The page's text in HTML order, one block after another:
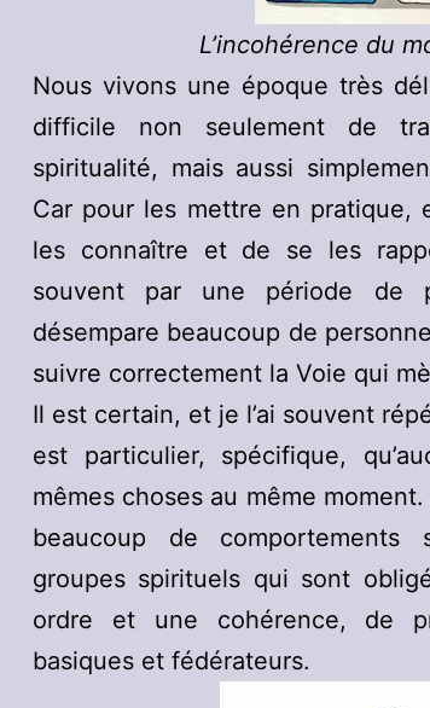
L’incohérence du
Nous vivons une époque très
difficile non seulement de
spiritualité, mais aussi
Car pour les mettre en pratique,
les connaître et de se les
souvent par une période de
désempare beaucoup de
suivre correctement la Voie qui
Il est certain, et je l’ai souvent
est particulier, spécifique,
mêmes choses au même
beaucoup de
groupes spirituels qui sont
ordre et une cohérence, de
basiques et fédérateurs.